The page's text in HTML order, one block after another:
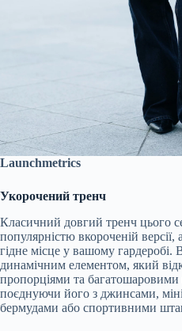
Launchmetrics
Укорочений тренч
Класичний довгий тренч цього
популярністю вкороченій
гідне місце у вашому
динамічним елементом, який
пропорціями та
поєднуючи його з джинсами,
бермудами або спортивними